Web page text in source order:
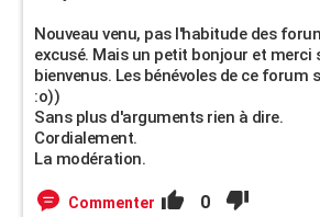
Nouveau venu, pas l'habitude des
excusé. Mais un petit bonjour et merci
bienvenus. Les bénévoles de ce forum
:o))
Sans plus d'arguments rien à dire.
Cordialement.
La modération.
Commenter 0